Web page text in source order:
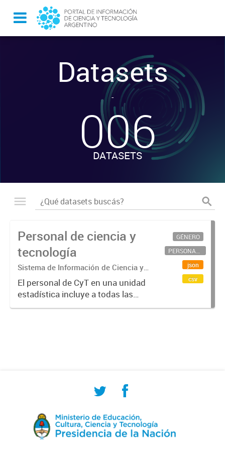
Datasets
-
006
DATASETS
Personal de ciencia y
tecnología
Sistema de Información de Ciencia y
Tecnología Argentino (SICYTAR)
El personal de CyT en una unidad
estadística incluye a todas las
personas involucradas
GÉNERO
PERSONAL CIENTÍFICO-TECNOLÓGICO
json
csv